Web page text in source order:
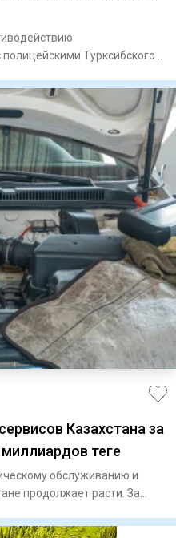
Турксибского
Казахстана за
теңге
обслуживанию и
продолжает расти. За